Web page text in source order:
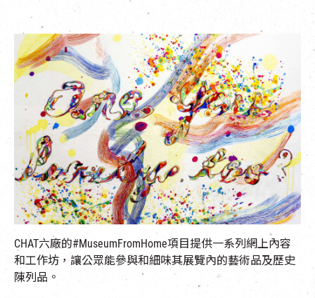
南豐作坊
其他體驗
到訪我們
開放時間及位置
穿梭巴士服務
停車場
NF TOUCH
簡
CHAT六廠的#MuseumFromHome項目提供一系列網上內容
和工作坊，讓公眾能參與和細味其展覽內的藝術品及歷史
陳列品。